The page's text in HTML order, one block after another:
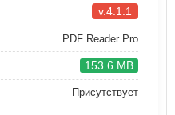
v.4.1.1
PDF Reader Pro
153.6 MB
Присутствует